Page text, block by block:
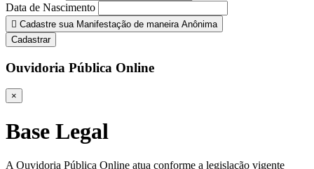
Data de Nascimento
Cadastre sua Manifestação de maneira Anônima
Cadastrar
Ouvidoria Pública Online
×
Base Legal
A Ouvidoria Pública Online atua conforme a legislação vigente